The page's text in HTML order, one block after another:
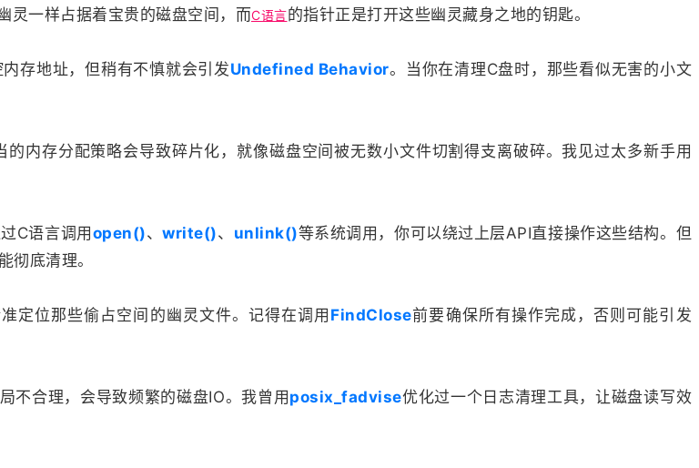
灵一样占据着宝贵的磁盘空间，而C语言的指针正是打开这些幽灵藏身之地的钥匙。
存地址，但稍有不慎就会引发Undefined Behavior。当你在清理C盘时，那些看似无害的小文
内存分配策略会导致碎片化，就像磁盘空间被无数小文件切割得支离破碎。我见过太多新手用
C语言调用open()、write()、 unlink()等系统调用，你可以绕过上层API直接操作这些结构。但
彻底清理。
定位那些偷占空间的幽灵文件。记得在调用FindClose前要确保所有操作完成，否则可能引发
不合理，会导致频繁的磁盘IO。我曾用posix_fadvise优化过一个日志清理工具，让磁盘读写效